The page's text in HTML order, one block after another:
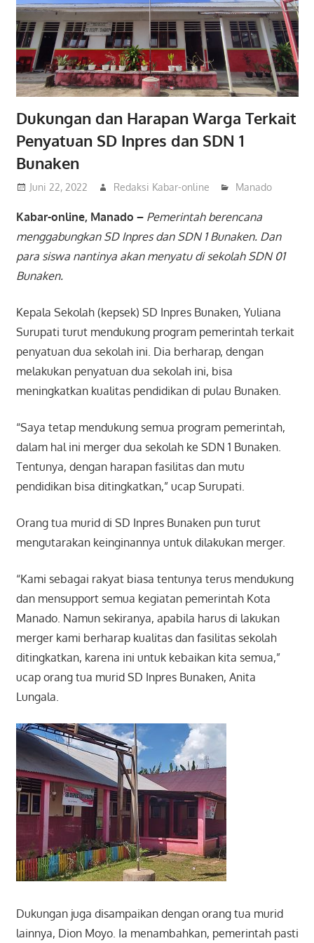
Dukungan dan Harapan Warga Terkait
Penyatuan SD Inpres dan SDN 1
Bunaken
Juni 22, 2022 Redaksi Kabar-online Manado
Kabar-online, Manado – Pemerintah berencana
menggabungkan SD Inpres dan SDN 1 Bunaken. Dan
para siswa nantinya akan menyatu di sekolah SDN 01
Bunaken.
Kepala Sekolah (kepsek) SD Inpres Bunaken, Yuliana
Surupati turut mendukung program pemerintah terkait
penyatuan dua sekolah ini. Dia berharap, dengan
melakukan penyatuan dua sekolah ini, bisa
meningkatkan kualitas pendidikan di pulau Bunaken.
“Saya tetap mendukung semua program pemerintah,
dalam hal ini merger dua sekolah ke SDN 1 Bunaken.
Tentunya, dengan harapan fasilitas dan mutu
pendidikan bisa ditingkatkan,” ucap Surupati.
Orang tua murid di SD Inpres Bunaken pun turut
mengutarakan keinginannya untuk dilakukan merger.
“Kami sebagai rakyat biasa tentunya terus mendukung
dan mensupport semua kegiatan pemerintah Kota
Manado. Namun sekiranya, apabila harus di lakukan
merger kami berharap kualitas dan fasilitas sekolah
ditingkatkan, karena ini untuk kebaikan kita semua,”
ucap orang tua murid SD Inpres Bunaken, Anita
Lungala.
Dukungan juga disampaikan dengan orang tua murid
lainnya, Dion Moyo. Ia menambahkan, pemerintah pasti